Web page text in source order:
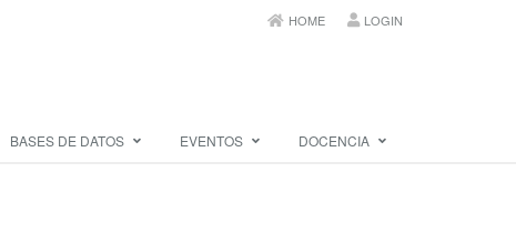
HOME LOGIN
BASES DE DATOS EVENTOS DOCENCIA